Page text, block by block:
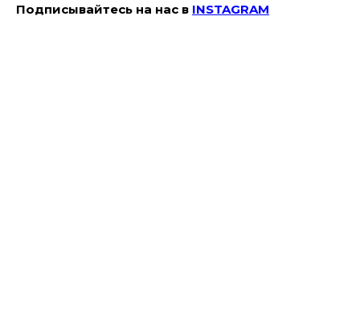
Подписывайтесь на наc в INSTAGRAM